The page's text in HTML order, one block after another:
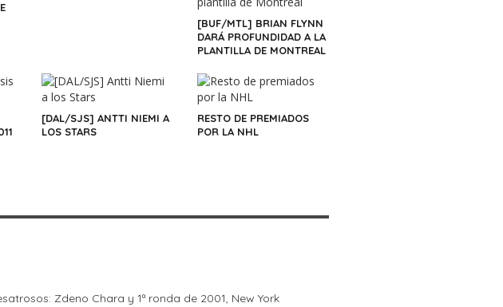
[BUF/MTL] BRIAN FLYNN
DARÁ PROFUNDIDAD A LA
PLANTILLA DE MONTREAL
[DAL/SJS] ANTTI NIEMI A
LOS STARS
RESTO DE PREMIADOS
POR LA NHL
Zdeno Chara y 1ª ronda de 2001, New York